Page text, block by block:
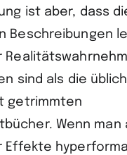
ist aber, dass
Beschrei­bungen
sind als die
getrimmten
Wenn man
Effekte